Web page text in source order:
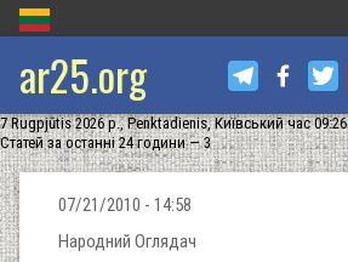
ar25.org
7 Rugpjūtis 2026 р., Penktadienis, Київський час 09:26
Статей за останні 24 години — 3
07/21/2010 - 14:58
Народний Оглядач